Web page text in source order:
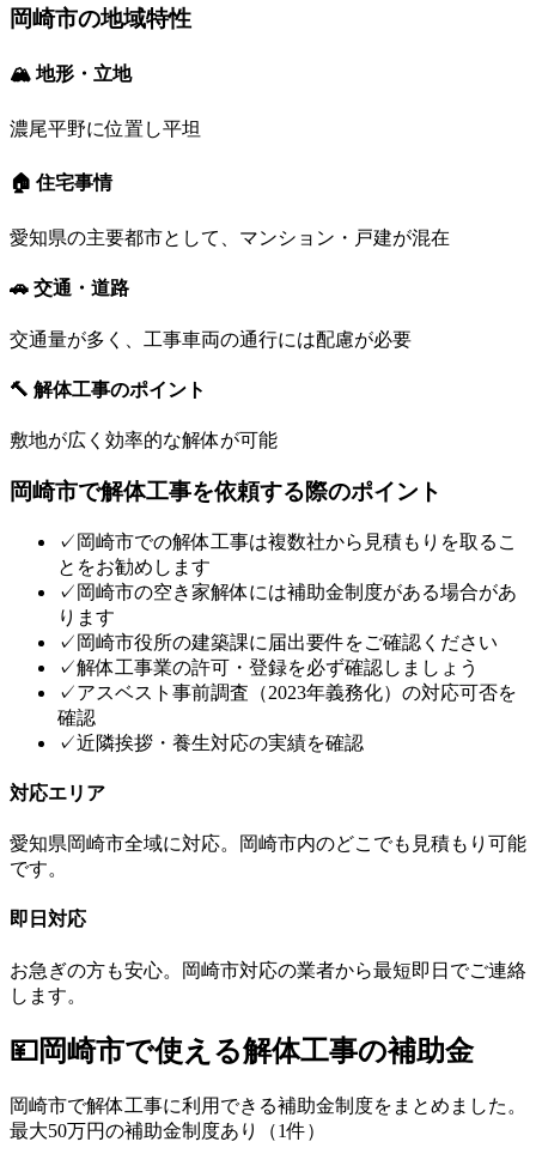
岡崎市の地域特性
🏔 地形・立地
濃尾平野に位置し平坦
🏠 住宅事情
愛知県の主要都市として、マンション・戸建が混在
🚗 交通・道路
交通量が多く、工事車両の通行には配慮が必要
🔨 解体工事のポイント
敷地が広く効率的な解体が可能
岡崎市で解体工事を依頼する際のポイント
✓ 岡崎市での解体工事は複数社から見積もりを取るこ
とをお勧めします
✓ 岡崎市の空き家解体には補助金制度がある場合があ
ります
✓ 岡崎市役所の建築課に届出要件をご確認ください
✓解体工事業の許可・登録を必ず確認しましょう
✓アスベスト事前調査（2023年義務化）の対応可否を
確認
✓近隣挨拶・養生対応の実績を確認
対応エリア
愛知県岡崎市全域に対応。 岡崎市内のどこでも見積もり可能
です。
即日対応
お急ぎの方も安心。 岡崎市対応の業者から最短即日でご連絡
します。
💴 岡崎市で使える解体工事の補助金
岡崎市で解体工事に利用できる補助金制度をまとめました。
最大50万円の補助金制度あり（1件）